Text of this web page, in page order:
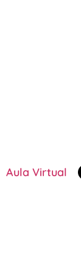
Aula Virtual